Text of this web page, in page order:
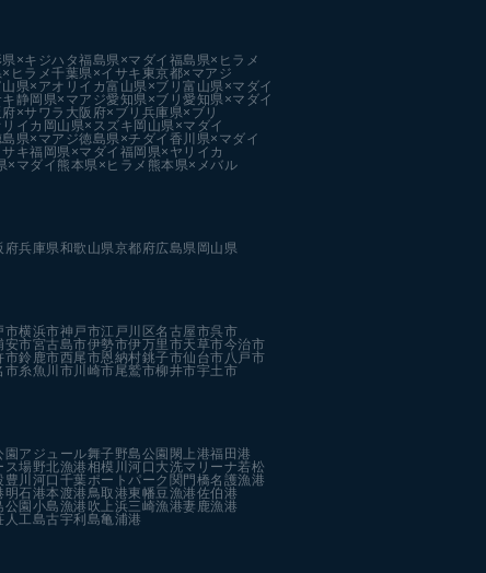
×キジハタ福島県×マダイ 福島県×ヒラメ
ヒラメ千葉県×イサキ 東京都×マアジ
山県×アオリイカ富山県×ブリ 富山県×マダイ
静岡県×マアジ愛知県×ブリ 愛知県×マダイ
×サワラ 大阪府×ブリ 兵庫県×ブリ
イカ 岡山県×スズキ 岡山県×マダイ
島県×マアジ徳島県×チダイ 香川県×マダイ
キ福岡県×マダイ 福岡県×ヤリイカ
×マダイ 熊本県×ヒラメ 熊本県×メバル
府兵庫県和歌山県京都府広島県 岡山県
市横浜市神戸市江戸川区名古屋市呉市
安市宮古島市伊勢市伊万里市天草市今治市
市鈴鹿市西尾市恩納村銚子市仙台市八戸市
市糸魚川市川崎市尾鷲市柳井市宇土市
園 アジュール舞子野島公園 閖上港福田港
ス場野北漁港相模川河口 大洗マリーナ若松
豊川河口 千葉ポートパーク 関門橋名護漁港
明石港本渡港鳥取港東幡豆漁港佐伯港
公園 小島漁港 吹上浜三崎漁港妻鹿漁港
人工島古宇利島亀浦港